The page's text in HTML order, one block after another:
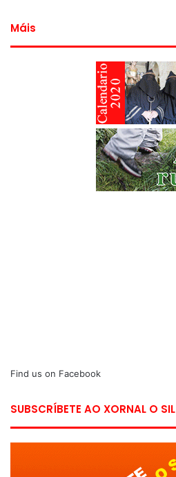
Máis
Find us on Facebook
SUBSCRÍBETE AO XORNAL O SIL